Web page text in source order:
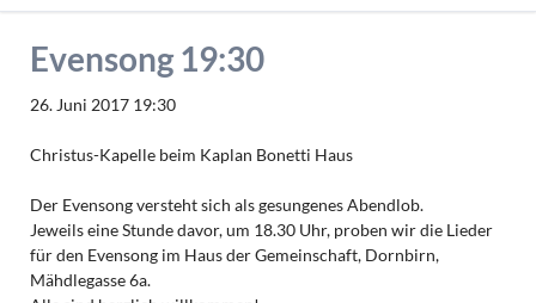
Evensong 19:30
26. Juni 2017 19:30
Christus-Kapelle beim Kaplan Bonetti Haus
Der Evensong versteht sich als gesungenes Abendlob.
Jeweils eine Stunde davor, um 18.30 Uhr, proben wir die Lieder
für den Evensong im Haus der Gemeinschaft, Dornbirn,
Mähdlegasse 6a.